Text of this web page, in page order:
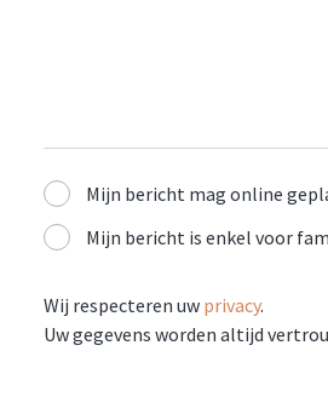
Mijn bericht mag online
Mijn bericht is enkel voor
Wij respecteren uw privacy.
Uw gegevens worden altijd